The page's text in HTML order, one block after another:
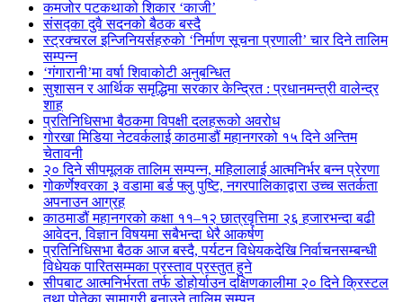
कमजोर पटकथाको शिकार ‘काजी’
संसद्का दुवै सदनको बैठक बस्दै
स्ट्रक्चरल इन्जिनियर्सहरुकाे ‘निर्माण सूचना प्रणाली’ चार दिने तालिम
सम्पन्न
‘गंगारानी’मा वर्षा शिवाकोटी अनुबन्धित
सुशासन र आर्थिक समृद्धिमा सरकार केन्द्रित : प्रधानमन्त्री वालेन्द्र
शाह
प्रतिनिधिसभा बैठकमा विपक्षी दलहरूको अवरोध
गोरखा मिडिया नेटवर्कलाई काठमाडौं महानगरको १५ दिने अन्तिम
चेतावनी
२० दिने सीपमूलक तालिम सम्पन्न, महिलालाई आत्मनिर्भर बन्न प्रेरणा
गोकर्णेश्वरका ३ वडामा बर्ड फ्लु पुष्टि, नगरपालिकाद्वारा उच्च सतर्कता
अपनाउन आग्रह
काठमाडौं महानगरको कक्षा ११–१२ छात्रवृत्तिमा २६ हजारभन्दा बढी
आवेदन, विज्ञान विषयमा सबैभन्दा धेरै आकर्षण
प्रतिनिधिसभा बैठक आज बस्दै, पर्यटन विधेयकदेखि निर्वाचनसम्बन्धी
विधेयक पारितसम्मका प्रस्ताव प्रस्तुत हुने
सीपबाट आत्मनिर्भरता तर्फ डोहोर्याउन दक्षिणकालीमा २० दिने क्रिस्टल
तथा पोतेका सामाग्री बनाउने तालिम सम्पन